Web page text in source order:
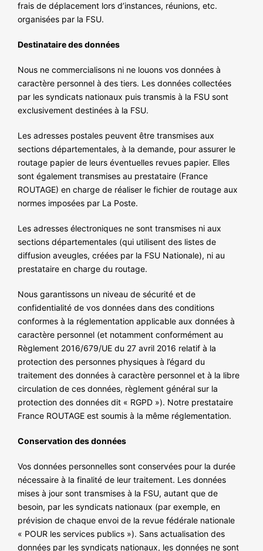
frais de déplacement lors d’instances, réunions, etc.
organisées par la FSU.
Destinataire des données
Nous ne commercialisons ni ne louons vos données à
caractère personnel à des tiers. Les données collectées
par les syndicats nationaux puis transmis à la FSU sont
exclusivement destinées à la FSU.
Les adresses postales peuvent être transmises aux
sections départementales, à la demande, pour assurer le
routage papier de leurs éventuelles revues papier. Elles
sont également transmises au prestataire (France
ROUTAGE) en charge de réaliser le fichier de routage aux
normes imposées par La Poste.
Les adresses électroniques ne sont transmises ni aux
sections départementales (qui utilisent des listes de
diffusion aveugles, créées par la FSU Nationale), ni au
prestataire en charge du routage.
Nous garantissons un niveau de sécurité et de
confidentialité de vos données dans des conditions
conformes à la réglementation applicable aux données à
caractère personnel (et notamment conformément au
Règlement 2016/679/UE du 27 avril 2016 relatif à la
protection des personnes physiques à l’égard du
traitement des données à caractère personnel et à la libre
circulation de ces données, règlement général sur la
protection des données dit « RGPD »). Notre prestataire
France ROUTAGE est soumis à la même réglementation.
Conservation des données
Vos données personnelles sont conservées pour la durée
nécessaire à la finalité de leur traitement. Les données
mises à jour sont transmises à la FSU, autant que de
besoin, par les syndicats nationaux (par exemple, en
prévision de chaque envoi de la revue fédérale nationale
« POUR les services publics »). Sans actualisation des
données par les syndicats nationaux, les données ne sont